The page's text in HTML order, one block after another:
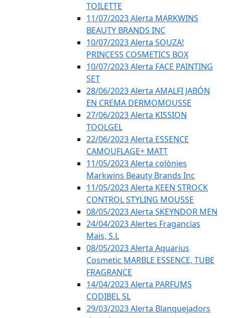
TOILETTE
11/07/2023 Alerta MARKWINS
BEAUTY BRANDS INC
10/07/2023 Alerta SOUZA!
PRINCESS COSMETICS BOX
10/07/2023 Alerta FACE PAINTING
SET
28/06/2023 Alerta AMALFI JABÓN
EN CREMA DERMOMOUSSE
27/06/2023 Alerta KISSION
TOOLGEL
22/06/2023 Alerta ESSENCE
CAMOUFLAGE+ MATT
11/05/2023 Alerta colònies
Markwins Beauty Brands Inc
11/05/2023 Alerta KEEN STROCK
CONTROL STYLING MOUSSE
08/05/2023 Alerta SKEYNDOR MEN
24/04/2023 Alertes Fragancias
Mais, S.L
08/05/2023 Alerta Aquarius
Cosmetic MARBLE ESSENCE, TUBE
FRAGRANCE
14/04/2023 Alerta PARFUMS
CODIBEL SL
29/03/2023 Alerta Blanquejadors